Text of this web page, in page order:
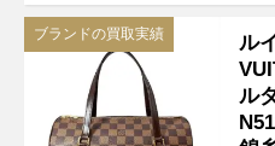
ブランドの買取実績
ル
ル